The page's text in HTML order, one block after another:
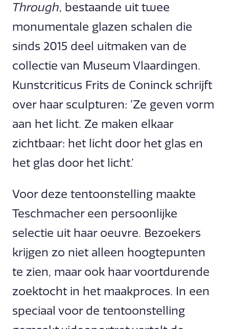
Through, bestaande uit twee
monumentale glazen schalen die
sinds 2015 deel uitmaken van de
collectie van Museum Vlaardingen.
Kunstcriticus Frits de Coninck schrijft
over haar sculpturen: ‘Ze geven vorm
aan het licht. Ze maken elkaar
zichtbaar: het licht door het glas en
het glas door het licht.’
Voor deze tentoonstelling maakte
Teschmacher een persoonlijke
selectie uit haar oeuvre. Bezoekers
krijgen zo niet alleen hoogtepunten
te zien, maar ook haar voortdurende
zoektocht in het maakproces. In een
speciaal voor de tentoonstelling